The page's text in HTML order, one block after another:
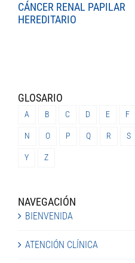
CÁNCER RENAL PAPILAR
HEREDITARIO
GLOSARIO
A B C D E F
N O P Q R S
Y Z
NAVEGACIÓN
BIENVENIDA
ATENCIÓN CLÍNICA